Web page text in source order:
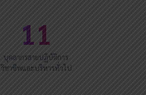
11
บุคลากรสายปฏิบัติการ
วิชาชีพและบริหารทั่วไป